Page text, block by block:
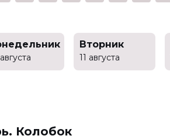
Вторник
11 августа
Колобок